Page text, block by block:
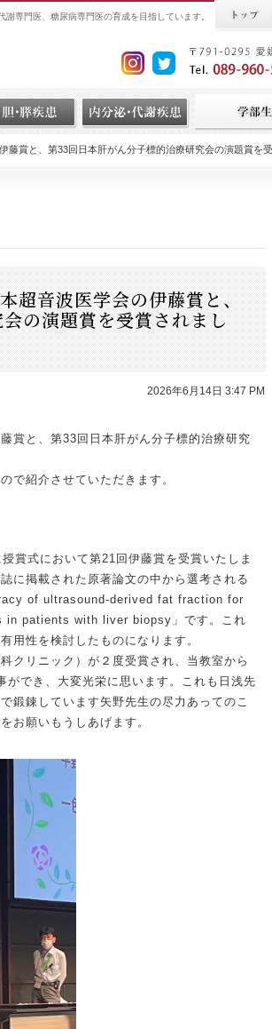
専門医、糖尿病専門医の育成を目指しています。
藤賞と、第33回日本肝がん分子標的治療研究会の演題賞を
超音波医学会の伊藤賞と、
の演題賞を受賞されまし
2026年6月14日 3:47 PM
賞と、第33回日本肝がん分子標的治療研究
で紹介させていただきます。
賞式において第21回伊藤賞を受賞いたしま
に掲載された原著論文の中から選考される
of ultrasound-derived fat fraction for
patients with liver biopsy」です。これ
用性を検討したものになります。
クリニック）が２度受賞され、当教室から
でき、大変光栄に思います。これも日浅先
鍛錬しています矢野先生の尽力あってのこ
お願いもうしあげます。